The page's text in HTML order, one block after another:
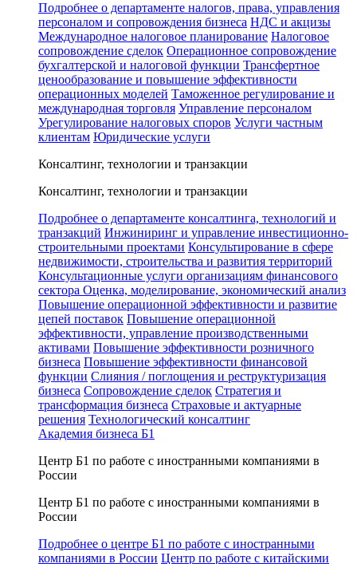
Подробнее о департаменте налогов, права, управления
персоналом и сопровождения бизнеса НДС и акцизы
Международное налоговое планирование Налоговое
сопровождение сделок Операционное сопровождение
бухгалтерской и налоговой функции Трансфертное
ценообразование и повышение эффективности
операционных моделей Таможенное регулирование и
международная торговля Управление персоналом
Урегулирование налоговых споров Услуги частным
клиентам Юридические услуги
Консалтинг, технологии и транзакции
Консалтинг, технологии и транзакции
Подробнее о департаменте консалтинга, технологий и
транзакций Инжиниринг и управление инвестиционно-
строительными проектами Консультирование в сфере
недвижимости, строительства и развития территорий
Консультационные услуги организациям финансового
сектора Оценка, моделирование, экономический анализ
Повышение операционной эффективности и развитие
цепей поставок Повышение операционной
эффективности, управление производственными
активами Повышение эффективности розничного
бизнеса Повышение эффективности финансовой
функции Слияния / поглощения и реструктуризация
бизнеса Сопровождение сделок Стратегия и
трансформация бизнеса Страховые и актуарные
решения Технологический консалтинг
Академия бизнеса Б1
Центр Б1 по работе с иностранными компаниями в
России
Центр Б1 по работе с иностранными компаниями в
России
Подробнее о центре Б1 по работе с иностранными
компаниями в России Центр по работе с китайскими